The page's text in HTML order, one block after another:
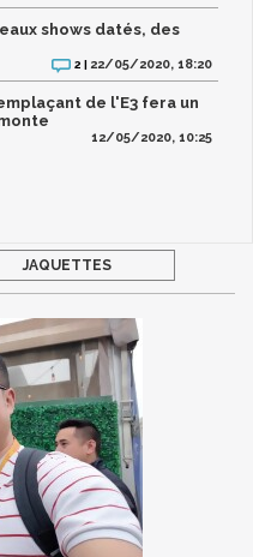
shows datés, des
2 | 22/05/2020, 18:20
de l'E3 fera un
12/05/2020, 10:25
JAQUETTES